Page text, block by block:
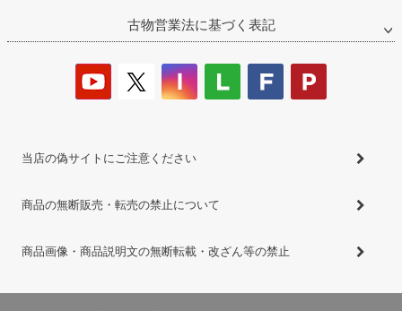
古物営業法に基づく表記
当店の偽サイトにご注意ください
商品の無断販売・転売の禁止について
商品画像・商品説明文の無断転載・改ざん等の禁止